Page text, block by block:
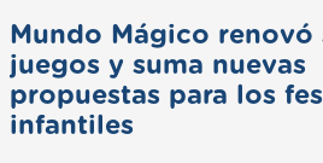
Mundo Mágico renovó
juegos y suma nuevas
propuestas para los
infantiles